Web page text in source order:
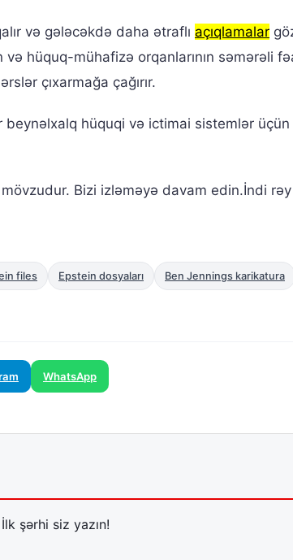
və gələcəkdə daha ətraflı açıqlamalar
hüquq-mühafizə orqanlarının səmərəli
çıxarmağa çağırır.
beynəlxalq hüquqi və ictimai sistemlər
Bizi izləməyə davam edin.İndi
files Epstein dosyaları Ben Jennings karikatura
WhatsApp
şərhi siz yazın!